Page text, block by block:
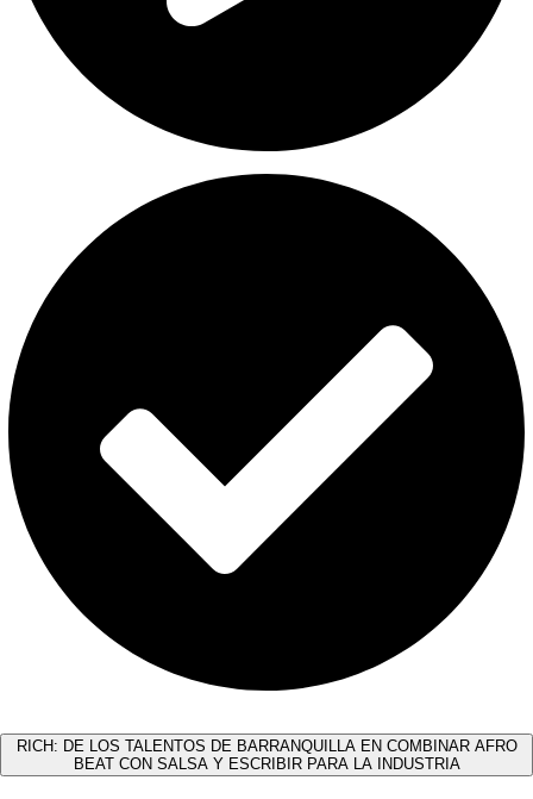
RICH: DE LOS TALENTOS DE BARRANQUILLA EN COMBINAR AFRO
BEAT CON SALSA Y ESCRIBIR PARA LA INDUSTRIA